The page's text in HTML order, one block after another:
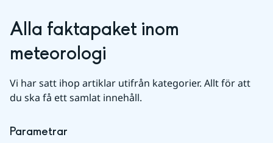
Alla faktapaket inom
meteorologi
Vi har satt ihop artiklar utifrån kategorier. Allt för att
du ska få ett samlat innehåll.
Parametrar